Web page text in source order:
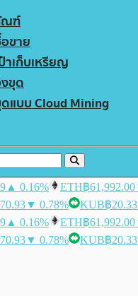
ณฑ์
ขาย
าเก็บเหรียญ
ขุด
แบบ Cloud Mining
▲ 0.16% ETH฿61,992.00
▼ 0.78% KUB฿20.33
▲ 0.16% ETH฿61,992.00
▼ 0.78% KUB฿20.33